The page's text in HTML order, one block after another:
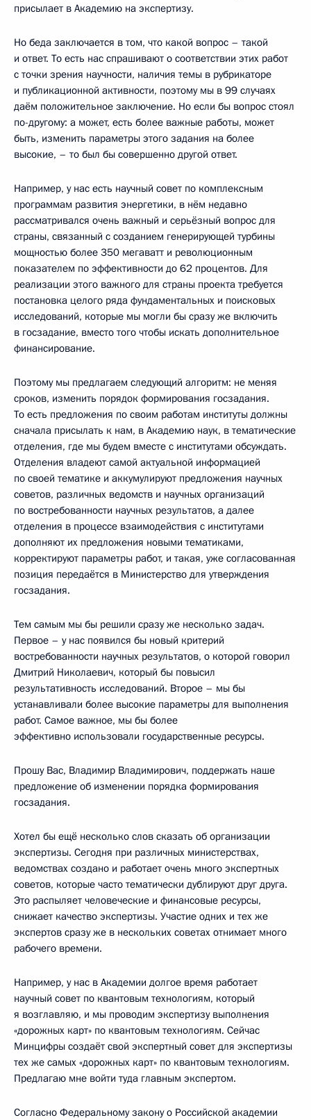
присылает в Академию на экспертизу.
Но беда заключается в том, что какой вопрос – такой
и ответ. То есть нас спрашивают о соответствии этих работ
с точки зрения научности, наличия темы в рубрикаторе
и публикационной активности, поэтому мы в 99 случаях
даём положительное заключение. Но если бы вопрос стоял
по-другому: а может, есть более важные работы, может
быть, изменить параметры этого задания на более
высокие, – то был бы совершенно другой ответ.
Например, у нас есть научный совет по комплексным
программам развития энергетики, в нём недавно
рассматривался очень важный и серьёзный вопрос для
страны, связанный с созданием генерирующей турбины
мощностью более 350 мегаватт и революционным
показателем по эффективности до 62 процентов. Для
реализации этого важного для страны проекта требуется
постановка целого ряда фундаментальных и поисковых
исследований, которые мы могли бы сразу же включить
в госзадание, вместо того чтобы искать дополнительное
финансирование.
Поэтому мы предлагаем следующий алгоритм: не меняя
сроков, изменить порядок формирования госзадания.
То есть предложения по своим работам институты должны
сначала присылать к нам, в Академию наук, в тематические
отделения, где мы будем вместе с институтами обсуждать.
Отделения владеют самой актуальной информацией
по своей тематике и аккумулируют предложения научных
советов, различных ведомств и научных организаций
по востребованности научных результатов, а далее
отделения в процессе взаимодействия с институтами
дополняют их предложения новыми тематиками,
корректируют параметры работ, и такая, уже согласованная
позиция передаётся в Министерство для утверждения
госзадания.
Тем самым мы бы решили сразу же несколько задач.
Первое – у нас появился бы новый критерий
востребованности научных результатов, о которой говорил
Дмитрий Николаевич, который бы повысил
результативность исследований. Второе – мы бы
устанавливали более высокие параметры для выполнения
работ. Самое важное, мы бы более
эффективно использовали государственные ресурсы.
Прошу Вас, Владимир Владимирович, поддержать наше
предложение об изменении порядка формирования
госзадания.
Хотел бы ещё несколько слов сказать об организации
экспертизы. Сегодня при различных министерствах,
ведомствах создано и работает очень много экспертных
советов, которые часто тематически дублируют друг друга.
Это распыляет человеческие и финансовые ресурсы,
снижает качество экспертизы. Участие одних и тех же
экспертов сразу же в нескольких советах отнимает много
рабочего времени.
Например, у нас в Академии долгое время работает
научный совет по квантовым технологиям, который
я возглавляю, и мы проводим экспертизу выполнения
«дорожных карт» по квантовым технологиям. Сейчас
Минцифры создаёт свой экспертный совет для экспертизы
тех же самых «дорожных карт» по квантовым технологиям.
Предлагаю мне войти туда главным экспертом.
Согласно Федеральному закону о Российской академии